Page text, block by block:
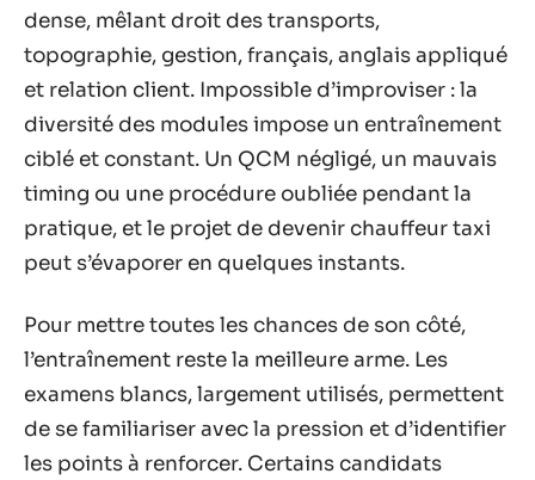
dense, mêlant droit des transports,
topographie, gestion, français, anglais appliqué
et relation client. Impossible d’improviser : la
diversité des modules impose un entraînement
ciblé et constant. Un QCM négligé, un mauvais
timing ou une procédure oubliée pendant la
pratique, et le projet de devenir chauffeur taxi
peut s’évaporer en quelques instants.
Pour mettre toutes les chances de son côté,
l’entraînement reste la meilleure arme. Les
examens blancs, largement utilisés, permettent
de se familiariser avec la pression et d’identifier
les points à renforcer. Certains candidats